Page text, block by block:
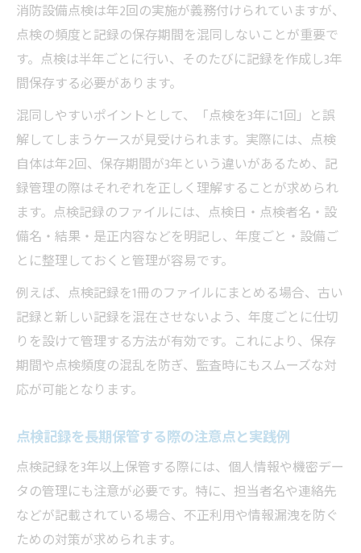
消防設備点検の提出先別の流れと注意点ま
とめ
西海市における記録管理の実践知識
西海市での消防設備点検記録管理の留意点
自治体ごとの消防設備点検運用差と対応策
西海市で求められる消防設備点検の管理実
務
消防設備点検記録の地域ごとの実務ポイン
ト
西海市の消防設備点検に適した記録管理方
法令順守へ消防設備点検記録の極意
消防設備点検記録で法令順守を徹底する方
法
点検記録と報告書作成で押さえるべき法令
消防設備点検記録のミスを防ぐ法令理解の
重要性
法令違反を防ぐ消防設備点検記録管理の実
践例
消防設備点検記録でよくある法令違反と対
消防設備点検は年2回の実施が義務付けられていますが、
点検の頻度と記録の保存期間を混同しないことが重要で
す。点検は半年ごとに行い、そのたびに記録を作成し3年
間保存する必要があります。
混同しやすいポイントとして、「点検を3年に1回」と誤
解してしまうケースが見受けられます。実際には、点検
自体は年2回、保存期間が3年という違いがあるため、記
録管理の際はそれぞれを正しく理解することが求められ
ます。点検記録のファイルには、点検日・点検者名・設
備名・結果・是正内容などを明記し、年度ごと・設備ご
とに整理しておくと管理が容易です。
例えば、点検記録を1冊のファイルにまとめる場合、古い
記録と新しい記録を混在させないよう、年度ごとに仕切
りを設けて管理する方法が有効です。これにより、保存
期間や点検頻度の混乱を防ぎ、監査時にもスムーズな対
応が可能となります。
点検記録を長期保管する際の注意点と実践例
点検記録を3年以上保管する際には、個人情報や機密デー
タの管理にも注意が必要です。特に、担当者名や連絡先
などが記載されている場合、不正利用や情報漏洩を防ぐ
ための対策が求められます。